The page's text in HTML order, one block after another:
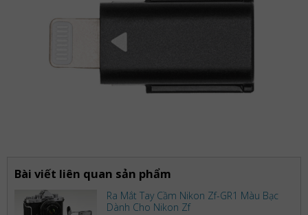
Bài viết liên quan sản phẩm
Ra Mắt Tay Cầm Nikon Zf-GR1 Màu Bạc
Dành Cho Nikon Zf